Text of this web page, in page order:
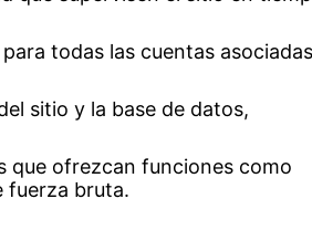
todas las cuentas asociadas
sitio y la base de datos,
que ofrezcan funciones como
fuerza bruta.